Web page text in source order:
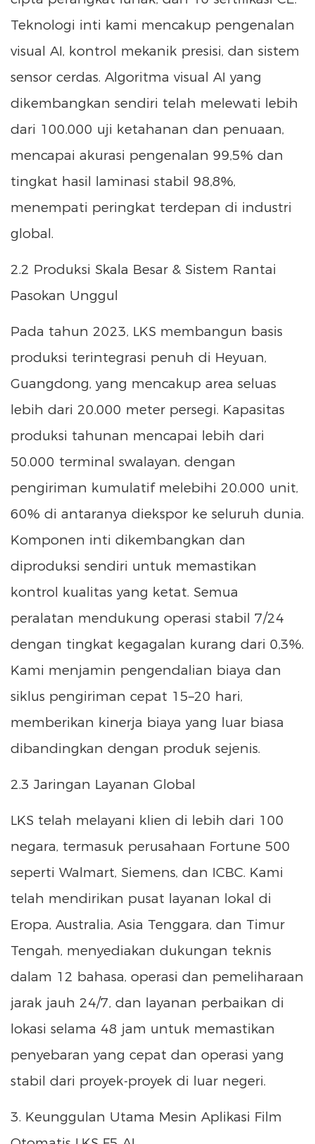
Teknologi inti kami mencakup pengenalan
visual AI, kontrol mekanik presisi, dan sistem
sensor cerdas. Algoritma visual AI yang
dikembangkan sendiri telah melewati lebih
dari 100.000 uji ketahanan dan penuaan,
mencapai akurasi pengenalan 99,5% dan
tingkat hasil laminasi stabil 98,8%,
menempati peringkat terdepan di industri
global.
2.2 Produksi Skala Besar & Sistem Rantai
Pasokan Unggul
Pada tahun 2023, LKS membangun basis
produksi terintegrasi penuh di Heyuan,
Guangdong, yang mencakup area seluas
lebih dari 20.000 meter persegi. Kapasitas
produksi tahunan mencapai lebih dari
50.000 terminal swalayan, dengan
pengiriman kumulatif melebihi 20.000 unit,
60% di antaranya diekspor ke seluruh dunia.
Komponen inti dikembangkan dan
diproduksi sendiri untuk memastikan
kontrol kualitas yang ketat. Semua
peralatan mendukung operasi stabil 7/24
dengan tingkat kegagalan kurang dari 0,3%.
Kami menjamin pengendalian biaya dan
siklus pengiriman cepat 15–20 hari,
memberikan kinerja biaya yang luar biasa
dibandingkan dengan produk sejenis.
2.3 Jaringan Layanan Global
LKS telah melayani klien di lebih dari 100
negara, termasuk perusahaan Fortune 500
seperti Walmart, Siemens, dan ICBC. Kami
telah mendirikan pusat layanan lokal di
Eropa, Australia, Asia Tenggara, dan Timur
Tengah, menyediakan dukungan teknis
dalam 12 bahasa, operasi dan pemeliharaan
jarak jauh 24/7, dan layanan perbaikan di
lokasi selama 48 jam untuk memastikan
penyebaran yang cepat dan operasi yang
stabil dari proyek-proyek di luar negeri.
3. Keunggulan Utama Mesin Aplikasi Film